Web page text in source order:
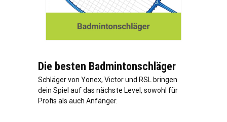
Die besten Badmintonschläger
Schläger von Yonex, Victor und RSL bringen
dein Spiel auf das nächste Level, sowohl für
Profis als auch Anfänger.